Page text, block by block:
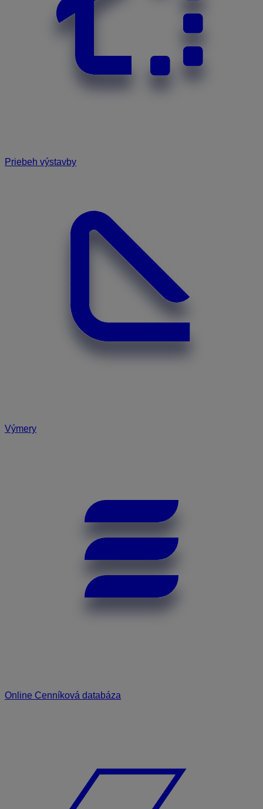
Priebeh výstavby
Výmery
Online Cenníková databáza